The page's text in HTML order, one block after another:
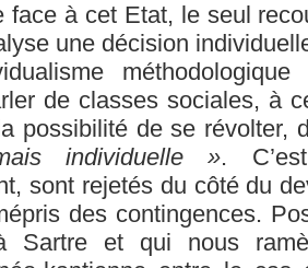
face à cet Etat, le seul
une décision
de classes sociales, à
possibilité de se révolter,
individuelle ».
sont rejetés du côté du
des contingences.
Sartre et qui nous